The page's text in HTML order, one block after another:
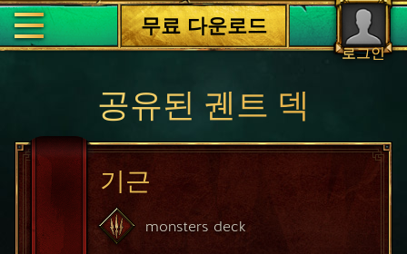
로그인
무료 다운로드
공유된 궨트 덱
기근
monsters deck